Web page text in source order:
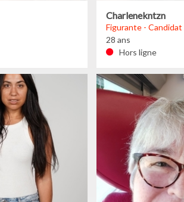
Charlenekntzn
Figurante - Candidat
28 ans
Hors ligne